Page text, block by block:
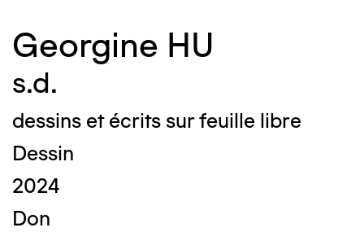
Georgine HU
s.d.
dessins et écrits sur feuille libre
Dessin
2024
Don